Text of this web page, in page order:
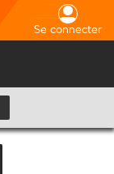
Se connecter